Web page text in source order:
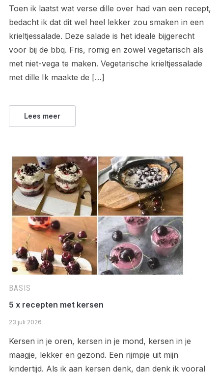
Toen ik laatst wat verse dille over had van een recept,
bedacht ik dat dit wel heel lekker zou smaken in een
krieltjessalade. Deze salade is het ideale bijgerecht
voor bij de bbq. Fris, romig en zowel vegetarisch als
met niet-vega te maken. Vegetarische krieltjessalade
met dille Ik maakte de […]
Lees meer
BASIS
5 x recepten met kersen
23 juli 2026
Kersen in je oren, kersen in je mond, kersen in je
maagje, lekker en gezond. Een rijmpje uit mijn
kindertijd. Als ik aan kersen denk, dan denk ik vooral